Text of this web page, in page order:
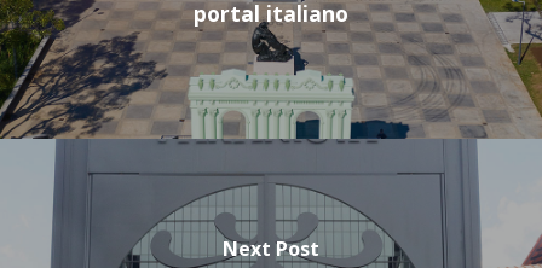
portal italiano
Next Post